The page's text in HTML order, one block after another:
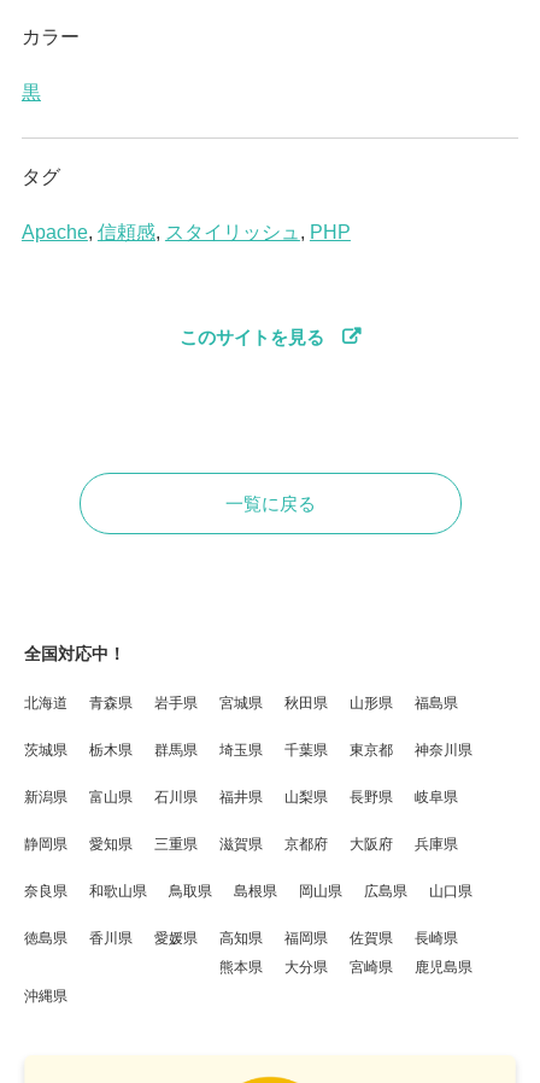
カラー
黒
タグ
Apache, 信頼感, スタイリッシュ, PHP
このサイトを見る
一覧に戻る
全国対応中！
北海道 青森県 岩手県 宮城県 秋田県 山形県 福島県
茨城県 栃木県 群馬県 埼玉県 千葉県 東京都 神奈川県
新潟県 富山県 石川県 福井県 山梨県 長野県 岐阜県
静岡県 愛知県 三重県 滋賀県 京都府 大阪府 兵庫県
奈良県 和歌山県 鳥取県 島根県 岡山県 広島県 山口県
徳島県 香川県 愛媛県 高知県 福岡県 佐賀県
長崎県
熊本県
大分県 宮崎県
鹿児島県
沖縄県